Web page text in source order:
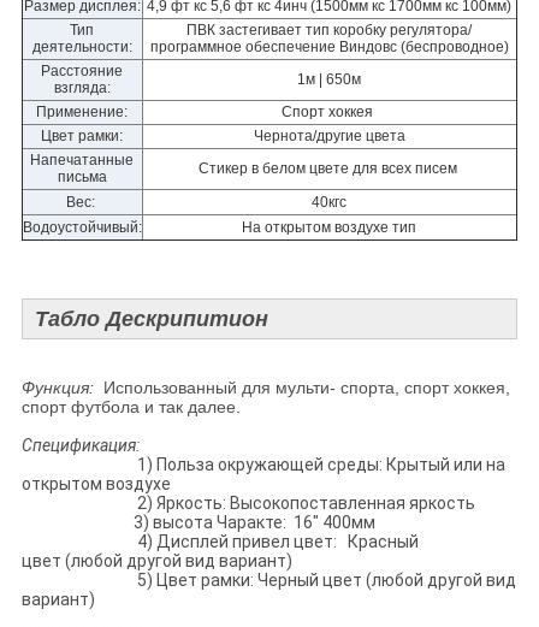
Размер дисплея: 4,9 фт кс 5,6 фт кс 4инч (1500мм кс 1700мм кс 100мм)
Тип
деятельности:
ПВК застегивает тип коробку регулятора/
программное обеспечение Виндовс (беспроводное)
Расстояние
взгляда:
1м | 650м
Применение:
Спорт хоккея
Цвет рамки:
Чернота/другие цвета
Напечатанные
письма
Стикер в белом цвете для всех писем
Вес:
40кгс
Водоустойчивый:
На открытом воздухе тип
Табло Дескрипитион
Функция:Использованный для мульти- спорта, спорт хоккея,
спорт футбола и так далее.
Спецификация:
1) Польза окружающей среды: Крытый или на
открытом воздухе
2) Яркость: Высокопоставленная яркость
3) высота Чаракте: 16" 400мм
4) Дисплей привел цвет: Красный
цвет (любой другой вид вариант)
5) Цвет рамки: Черный цвет (любой другой вид
вариант)